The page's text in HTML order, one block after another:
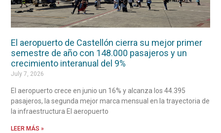
El aeropuerto de Castellón cierra su mejor primer
semestre de año con 148.000 pasajeros y un
crecimiento interanual del 9%
July 7, 2026
El aeropuerto crece en junio un 16% y alcanza los 44.395
pasajeros, la segunda mejor marca mensual en la trayectoria de
la infraestructura El aeropuerto
LEER MÁS »